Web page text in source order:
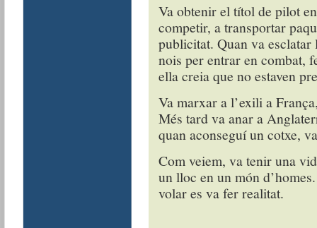
Va obtenir el títol de pilot
competir, a transportar
publicitat. Quan va
nois per entrar en combat,
ella creia que no estaven
Va marxar a l’exili a
Més tard va anar a
quan aconseguí un cotxe,
Com veiem, va tenir una
un lloc en un món
volar es va fer realitat.